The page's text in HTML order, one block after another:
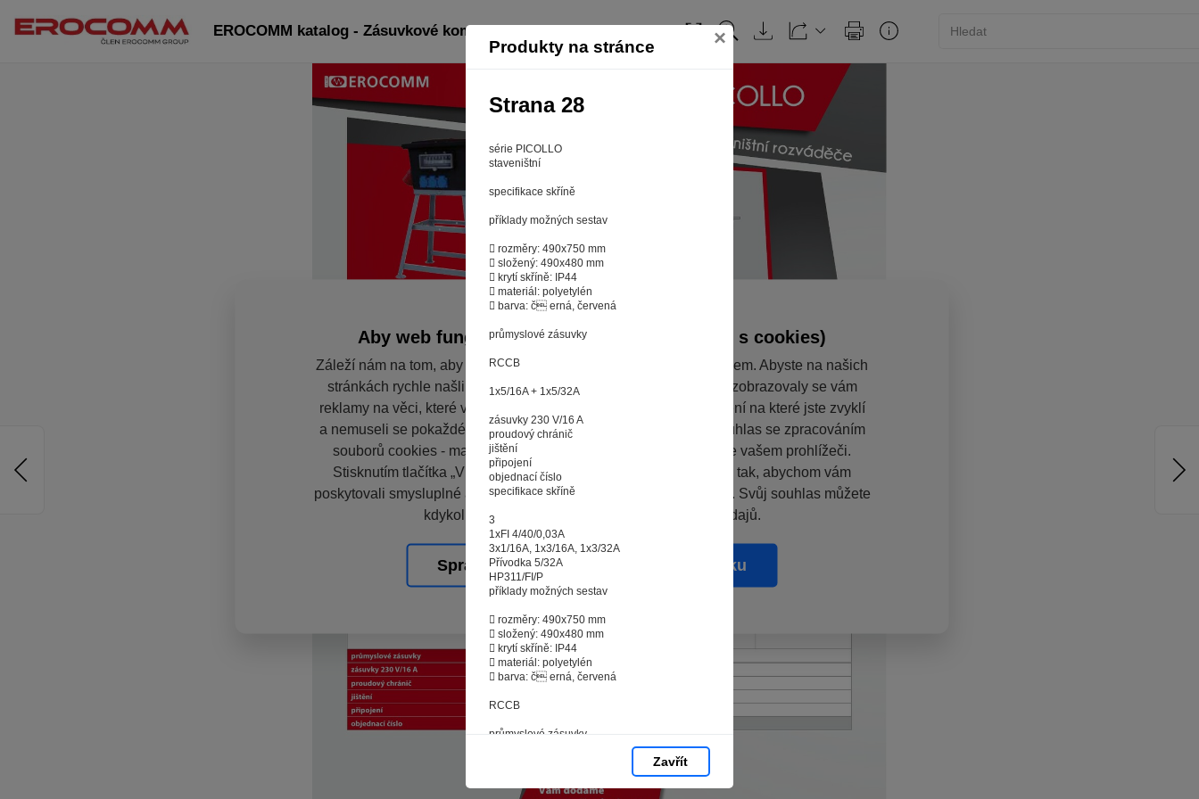
Produkty na stránce ×
Strana 28
série PICOLLO
staveništní
specifikace skříně
příklady možných sestav
 rozměry: 490x750 mm
 složený: 490x480 mm
 krytí skříně: IP44
 materiál: polyetylén
 barva: č erná, červená
průmyslové zásuvky
RCCB
1x5/16A + 1x5/32A
zásuvky 230 V/16 A
proudový chránič
jištění
připojení
objednací číslo
specifikace skříně
3
1xFI 4/40/0,03A
3x1/16A, 1x3/16A, 1x3/32A
Přívodka 5/32A
HP311/FI/P
příklady možných sestav
 rozměry: 490x750 mm
 složený: 490x480 mm
 krytí skříně: IP44
 materiál: polyetylén
 barva: č erná, červená
RCCB
průmyslové zásuvky
zásuvky 230 V/16 A
Zavřít
EROCOMM katalog - Zásuvkové kombinace CZ 2016: strana 28
Aby web fungoval tak, jak ho znáte (souhlas s cookies)
Záleží nám na tom, aby pro vás nakupování bylo co nejlepší zážitkem. Abyste na našich
stránkách rychle našli to, co hledáte, ušetřili spoustu klikání a nezobrazovaly se vám
reklamy na věci, které vás nezajímají. Abyste web viděli v zobrazení na které jste zvyklí
a nemuseli se pokaždé přihlašovat. Proto od vás potřebujeme souhlas se zpracováním
souborů cookies - malých souborů, které se dočasně ukládají ve vašem prohlížeči.
Stisknutím tlačítka „V pořádku“ souhlasíte s nastavením cookies tak, abychom vám
poskytovali smysluplné a užitečné služby na základě vašich údajů. Svůj souhlas můžete
kdykoli změnit na stránce zpracování osobních údajů.
Spravovat cookies V pořádku